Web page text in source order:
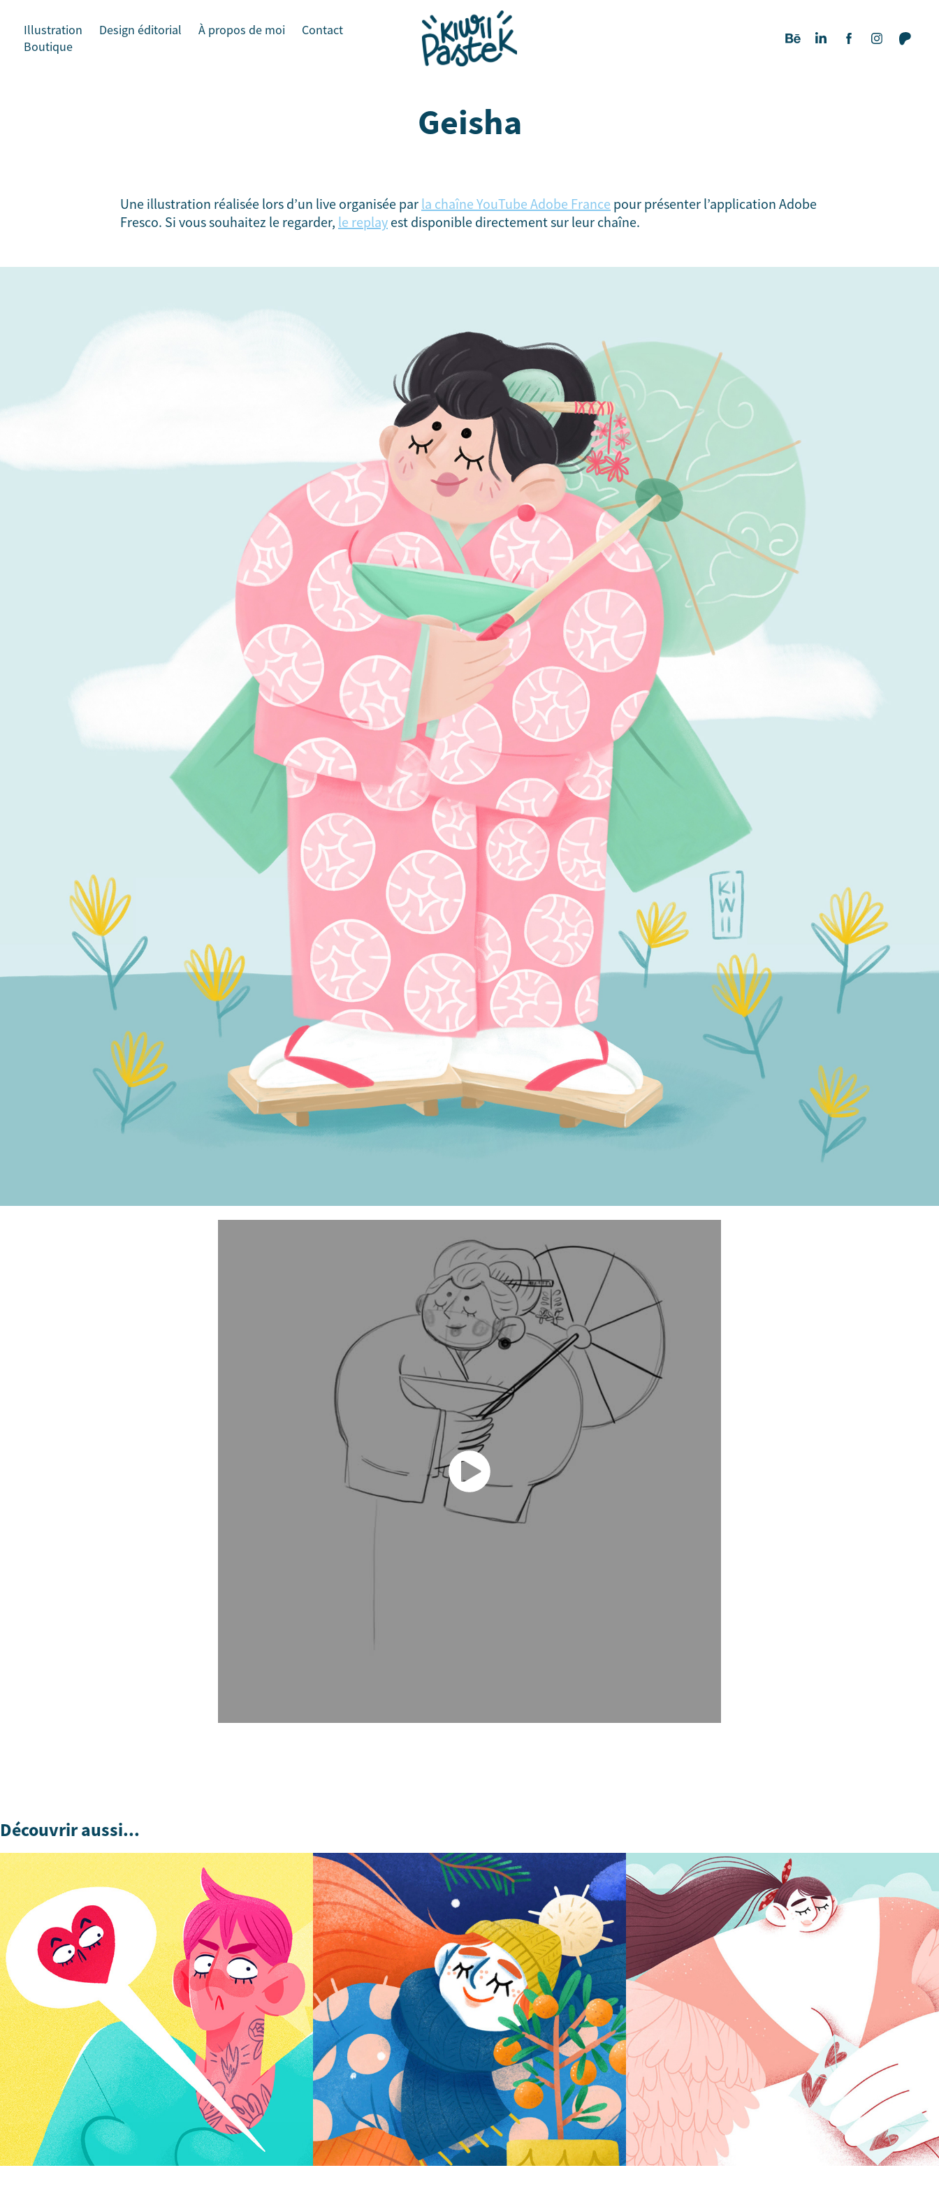
Illustration Design éditorial À propos de moi
Contact
Boutique
Geisha
Une illustration réalisée lors d’un live organisée par la chaîne YouTube Adobe France pour présenter l’application Adobe
Fresco. Si vous souhaitez le regarder, le replay est disponible directement sur leur chaîne.
Découvrir aussi...
Ciel ! Mon crush ! Jardin d’hivers Love letter